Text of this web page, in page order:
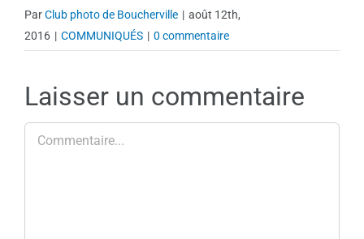
ParClub photo de Boucherville | août 12th,
2016 | COMMUNIQUÉS | 0 commentaire
Laisser un commentaire
Commentaire